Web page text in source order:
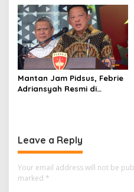
“Teruslah Melangkah”
Mantan Jam Pidsus, Febrie
Adriansyah Resmi di
Leave a Reply
Your email address will not be
marked *